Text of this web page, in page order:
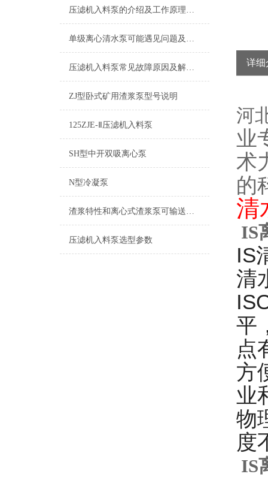
压滤机入料泵的介绍及工作原理说明
单级离心清水泵可能遇见问题及对应的解决方法说明
压滤机入料泵常见故障原因及解决方法说明
ZJ型卧式矿用渣浆泵型号说明
125ZJE-Ⅱ压滤机入料泵
SH型中开双吸离心泵
N型冷凝泵
渣浆特性和离心式渣浆泵可输送渣浆的Z大浓度
压滤机入料泵选型参数
详细
河
业
术
的
清
IS
IS
清
平
点
方
业
物
度
IS